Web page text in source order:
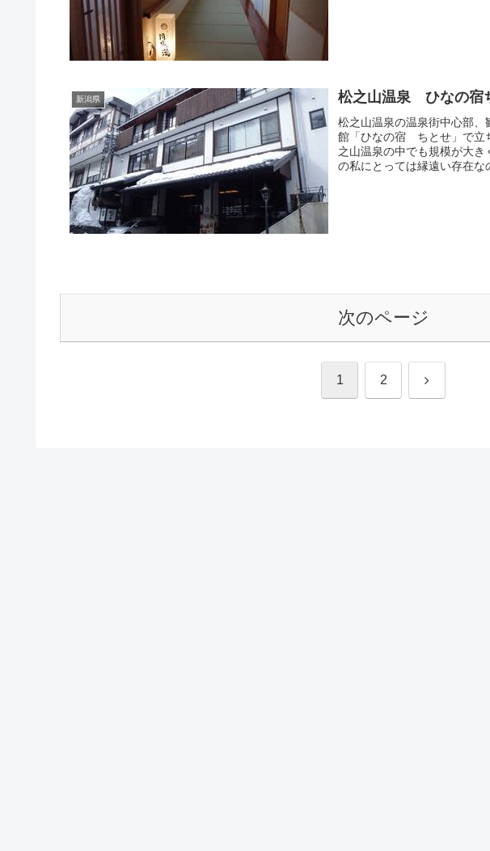
新潟県 松之山温泉 ひなの宿
松之山温泉の温泉街中心部
館「ひなの宿 ちとせ」で立
之山温泉の中でも規模が大
の私にとっては縁遠い存在な
次のページ
1 2 次